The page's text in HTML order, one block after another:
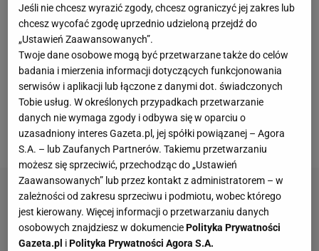
Gnabrydostał piłkę na prawe skrzydło i zgrał ją na
wysokość pola karnego do Thomasa Muellera. Ten
oddał piłkę Kimmichowi, a Niemiec dośrodkował
piłkę na dalszy słupek do Kingsleya Comana.
Francuz uderzył głową i pokonał Keylora Navasa,
dając prowadzenie monachijczykom. W studiu
telewizji ZDF został nazwany "Królem Bayernu".
Jeśli nie chcesz wyrazić zgody, chcesz ograniczyć jej zakres lub
chcesz wycofać zgodę uprzednio udzieloną przejdź do
„Ustawień Zaawansowanych”.
Twoje dane osobowe mogą być przetwarzane także do celów
badania i mierzenia informacji dotyczących funkcjonowania
serwisów i aplikacji lub łączone z danymi dot. świadczonych
Tobie usług. W określonych przypadkach przetwarzanie
danych nie wymaga zgody i odbywa się w oparciu o
uzasadniony interes Gazeta.pl, jej spółki powiązanej – Agora
S.A. – lub Zaufanych Partnerów. Takiemu przetwarzaniu
możesz się sprzeciwić, przechodząc do „Ustawień
Zaawansowanych” lub przez kontakt z administratorem – w
zależności od zakresu sprzeciwu i podmiotu, wobec którego
jest kierowany. Więcej informacji o przetwarzaniu danych
osobowych znajdziesz w dokumenciePolityka Prywatności
Gazeta.pl iPolityka Prywatności Agora S.A.